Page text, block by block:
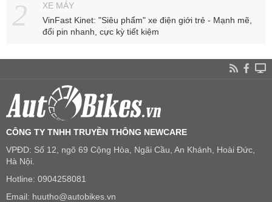
XE MÁY
VinFast Kinet: "Siêu phẩm" xe điện giới trẻ - Mạnh mẽ,
đổi pin nhanh, cực kỳ tiết kiệm
CÔNG TY TNHH TRUYỀN THÔNG NEWCARE
VPĐD: Số 12, ngõ 69 Cộng Hòa, Ngãi Cầu, An Khánh, Hoài Đức,
Hà Nội.
Hotline: 0904258081
Email: huutho@autobikes.vn